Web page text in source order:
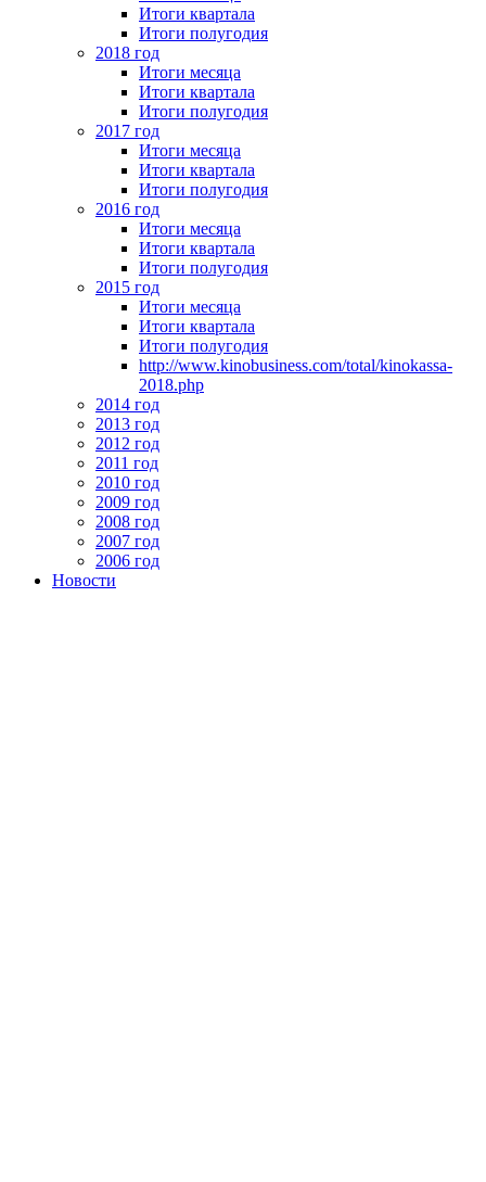
Итоги квартала
Итоги полугодия
2018 год
Итоги месяца
Итоги квартала
Итоги полугодия
2017 год
Итоги месяца
Итоги квартала
Итоги полугодия
2016 год
Итоги месяца
Итоги квартала
Итоги полугодия
2015 год
Итоги месяца
Итоги квартала
Итоги полугодия
http://www.kinobusiness.com/total/kinokassa-
2018.php
2014 год
2013 год
2012 год
2011 год
2010 год
2009 год
2008 год
2007 год
2006 год
Новости